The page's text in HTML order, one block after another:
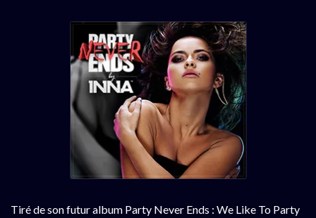
Tiré de son futur album Party Never Ends : We Like To Party